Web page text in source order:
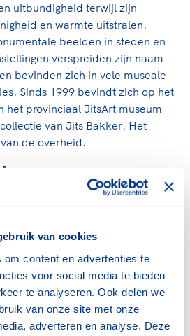
van cookies
om content en advertenties te
voor social media te bieden
te analyseren. Ook delen we
van onze site met onze
adverteren en analyse. Deze
uitbundigheid terwijl zijn
en warmte uitstralen.
beelden in steden en
verspreiden zijn naam
bevinden zich in vele museale
Sinds 1999 bevindt zich op het
het provinciaal JitsArt museum
van Jits Bakker. Het
de overheid.
is tot stand gekomen na
brainstorm over het vak
emotie, kennis, olympisch,
en historie gebruik bij het
kunstenaar.
staat symbool voor
naar het hoogste streven